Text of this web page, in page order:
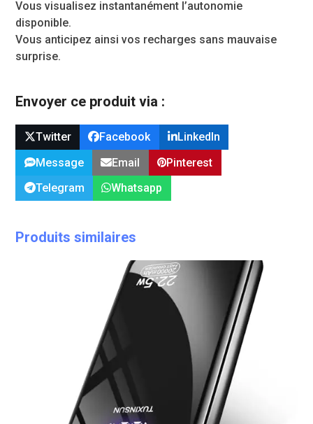
Vous visualisez instantanément l’autonomie
disponible.
Vous anticipez ainsi vos recharges sans mauvaise
surprise.
Envoyer ce produit via :
Twitter Facebook
LinkedIn
Message
Email
Pinterest
Telegram
Whatsapp
Produits similaires